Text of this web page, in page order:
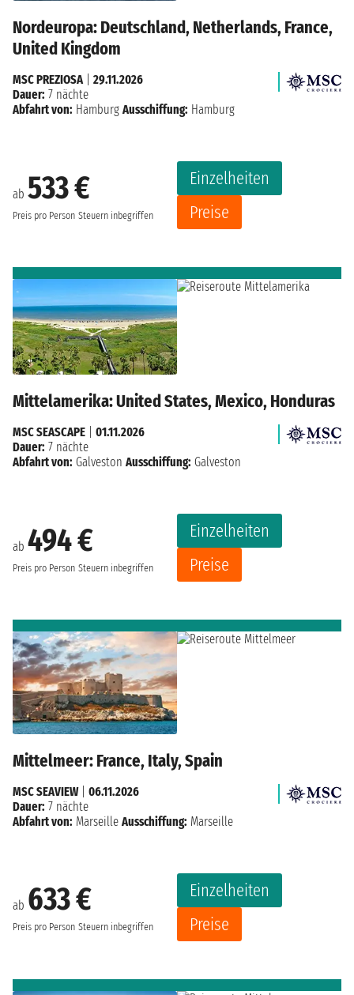
Nordeuropa: Deutschland, Netherlands, France,
United Kingdom
ab 533 €
Preis pro Person Steuern inbegriffen
Einzelheiten
Preise
MSC PREZIOSA| 29.11.2026
Dauer: 7 nächte
Abfahrt von: Hamburg Ausschiffung: Hamburg
Mittelamerika: United States, Mexico, Honduras
ab 494 €
Preis pro Person Steuern inbegriffen
Einzelheiten
Preise
MSC SEASCAPE
01.11.2026
Dauer: 7 nächte
Abfahrt von: Galveston Ausschiffung: Galveston
Mittelmeer: France, Italy, Spain
ab 633 €
Preis pro Person Steuern inbegriffen
Einzelheiten
Preise
MSC SEAVIEW| 06.11.2026
Dauer: 7 nächte
Abfahrt von: Marseille Ausschiffung: Marseille